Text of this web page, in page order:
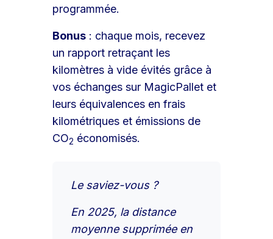
programmée.
Bonus : chaque mois, recevez
un rapport retraçant les
kilomètres à vide évités grâce à
vos échanges sur MagicPallet et
leurs équivalences en frais
kilométriques et émissions de
CO2 économisés.
Le saviez-vous ?
En 2025, la distance
moyenne supprimée en